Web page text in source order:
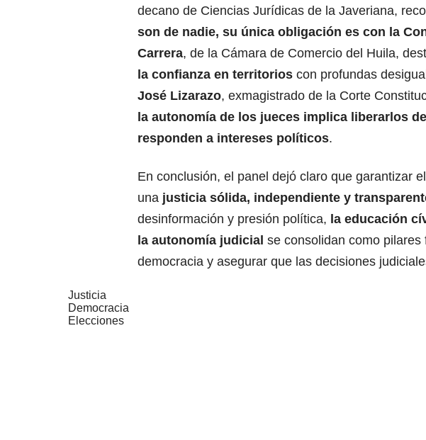
decano de Ciencias Jurídicas de la Javeriana,
son de nadie, su única obligación es con la
Carrera, de la Cámara de Comercio del Huila,
la confianza en territorios con profundas
José Lizarazo, exmagistrado de la Corte
la autonomía de los jueces implica liberarlos
responden a intereses políticos.
En conclusión, el panel dejó claro que garantizar
una justicia sólida, independiente y
desinformación y presión política, la educación
la autonomía judicial se consolidan como
democracia y asegurar que las decisiones
Justicia
Democracia
Elecciones